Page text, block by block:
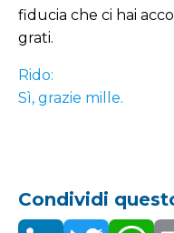
fiducia che ci hai
grati.
Rido:
Sì, grazie mille.
Condividi